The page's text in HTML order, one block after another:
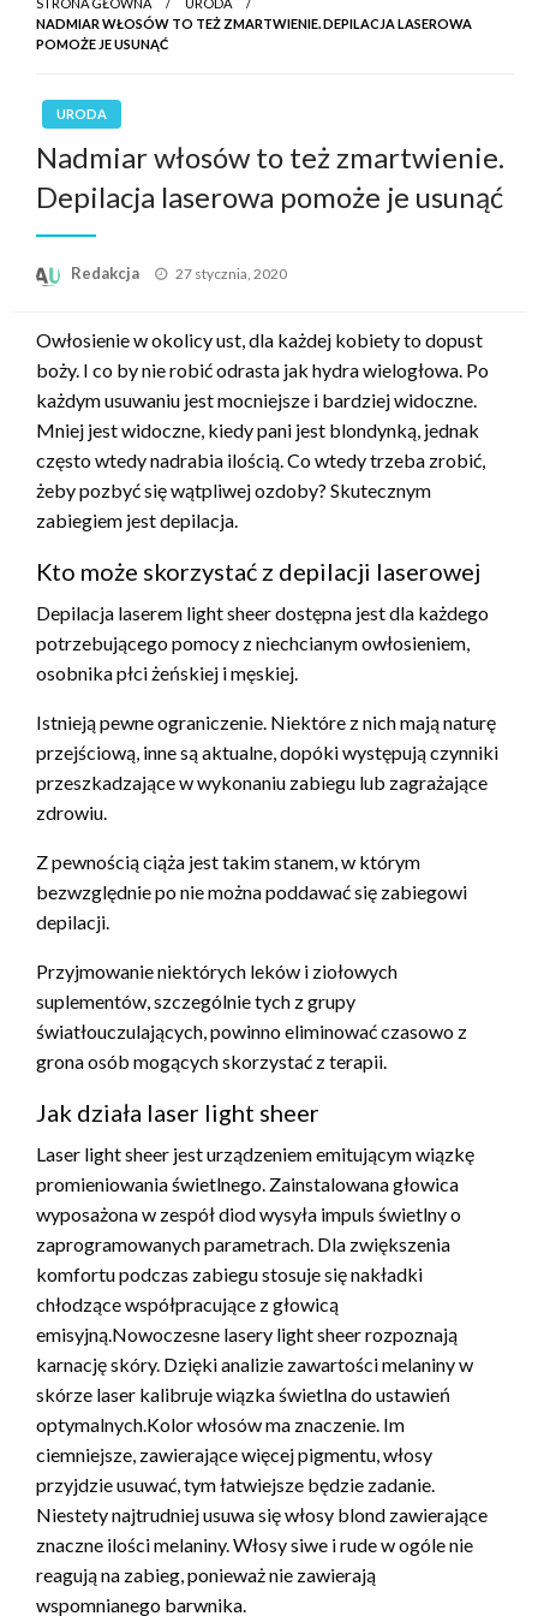
NADMIAR WŁOSÓW TO TEŻ ZMARTWIENIE. DEPILACJA LASEROWA
POMOŻE JE USUNĄĆ
URODA
Nadmiar włosów to też zmartwienie.
Depilacja laserowa pomoże je usunąć
Redakcja
Opublikowane
27 stycznia, 2020
Owłosienie w okolicy ust, dla każdej kobiety to dopust
boży. I co by nie robić odrasta jak hydra wielogłowa. Po
każdym usuwaniu jest mocniejsze i bardziej widoczne.
Mniej jest widoczne, kiedy pani jest blondynką, jednak
często wtedy nadrabia ilością. Co wtedy trzeba zrobić,
żeby pozbyć się wątpliwej ozdoby? Skutecznym
zabiegiem jest depilacja.
Kto może skorzystać z depilacji laserowej
Depilacja laserem light sheer dostępna jest dla każdego
potrzebującego pomocy z niechcianym owłosieniem,
osobnika płci żeńskiej i męskiej.
Istnieją pewne ograniczenie. Niektóre z nich mają naturę
przejściową, inne są aktualne, dopóki występują czynniki
przeszkadzające w wykonaniu zabiegu lub zagrażające
zdrowiu.
Z pewnością ciąża jest takim stanem, w którym
bezwzględnie po nie można poddawać się zabiegowi
depilacji.
Przyjmowanie niektórych leków i ziołowych
suplementów, szczególnie tych z grupy
światłouczulających, powinno eliminować czasowo z
grona osób mogących skorzystać z terapii.
Jak działa laser light sheer
Laser light sheer jest urządzeniem emitującym wiązkę
promieniowania świetlnego. Zainstalowana głowica
wyposażona w zespół diod wysyła impuls świetlny o
zaprogramowanych parametrach. Dla zwiększenia
komfortu podczas zabiegu stosuje się nakładki
chłodzące współpracujące z głowicą
emisyjną.Nowoczesne lasery light sheer rozpoznają
karnację skóry. Dzięki analizie zawartości melaniny w
skórze laser kalibruje wiązka świetlna do ustawień
optymalnych.Kolor włosów ma znaczenie. Im
ciemniejsze, zawierające więcej pigmentu, włosy
przyjdzie usuwać, tym łatwiejsze będzie zadanie.
Niestety najtrudniej usuwa się włosy blond zawierające
znaczne ilości melaniny. Włosy siwe i rude w ogóle nie
reagują na zabieg, ponieważ nie zawierają
wspomnianego barwnika.